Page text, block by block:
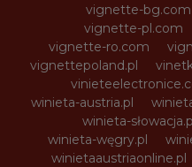
vignette-bg.com
vignette-pl.com
vignette-ro.com
vignettepoland.pl
winieta-austria.pl
winieta-
winieta-węgry.pl
winietaaustriaonline.pl